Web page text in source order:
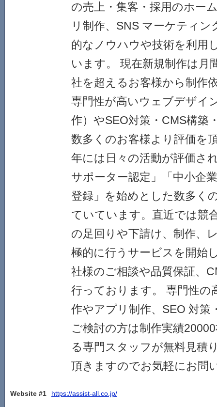
の売上・集客・採用のホー
リ制作、SNS マーケティン
的なノウハウや技術を利用
います。 現在新規制作は月
社を超えるお客様から制作
専門性が高いウェブデザイ
作）やSEO対策・CMS構築
数多くのお客様より評価を
年には日々の活動が評価さ
サポーター認定」「中小企
登録」を始めとした数多く
ていています。直近では競
の足回りや下請け、制作、
極的に行うサービスを開始
社様のご相談や品質保証、
行っております。 専門性の
作やアプリ制作、SEO 対策
ご検討の方は制作実績
る専門スタッフが無料見積
頂きますのでお気軽にお問
Website #1 https://assist-all.co.jp/